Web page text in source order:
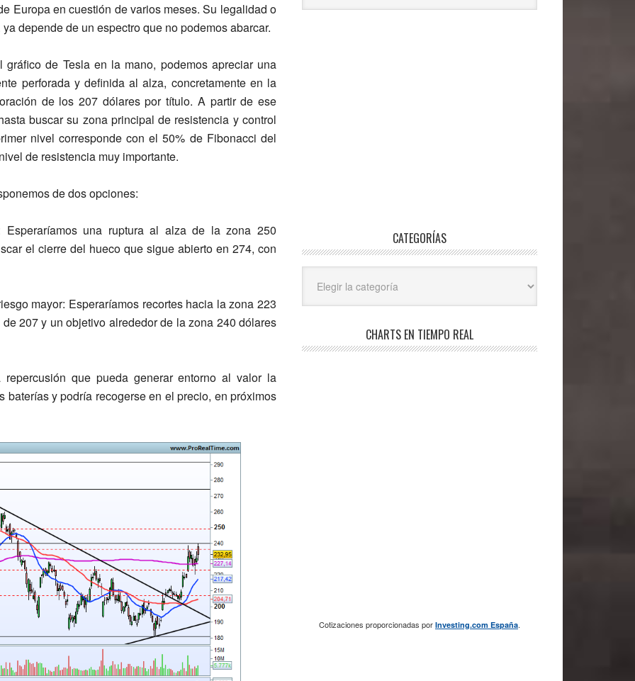
Europa en cuestión de varios meses. Su legalidad o
depende de un espectro que no podemos abarcar.
de Tesla en la mano, podemos apreciar una
perforada y definida al alza, concretamente en la
de los 207 dólares por título. A partir de ese
buscar su zona principal de resistencia y control
nivel corresponde con el 50% de Fibonacci del
de resistencia muy importante.
de dos opciones:
Esperaríamos una ruptura al alza de la zona 250
el cierre del hueco que sigue abierto en 274, con
mayor: Esperaríamos recortes hacia la zona 223
207 y un objetivo alrededor de la zona 240 dólares
que pueda generar entorno al valor la
y podría recogerse en el precio, en próximos
CATEGORÍAS
CHARTS EN TIEMPO REAL
Cotizaciones proporcionadas por Investing.com España.